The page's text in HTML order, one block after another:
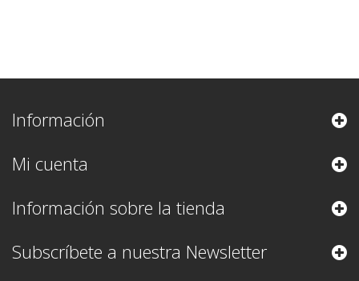
Información
Mi cuenta
Información sobre la tienda
Subscríbete a nuestra Newsletter